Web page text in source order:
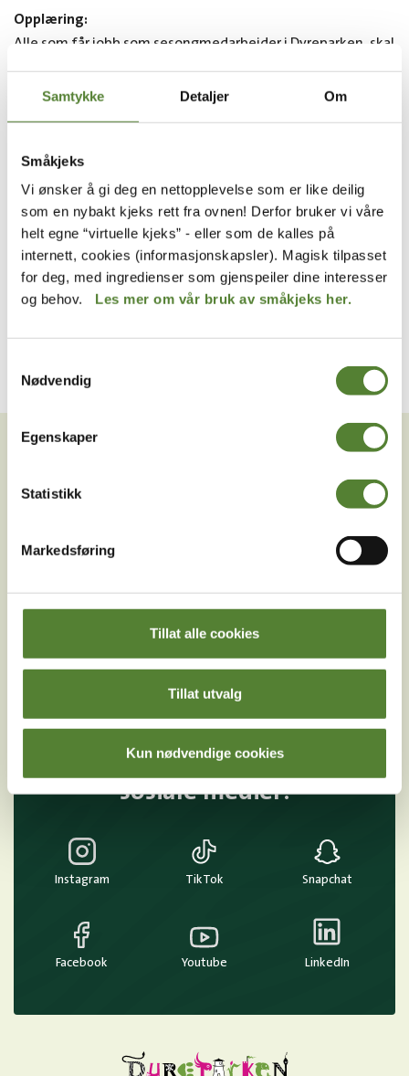
Samtykke Detaljer Om
Småkjeks
Vi ønsker å gi deg en nettopplevelse som er like deilig
som en nybakt kjeks rett fra ovnen! Derfor bruker vi våre
helt egne “virtuelle kjeks” - eller som de kalles på
internett, cookies (informasjonskapsler). Magisk tilpasset
for deg, med ingredienser som gjenspeiler dine interesser
og behov. Les mer om vår bruk av småkjeks her.
Nødvendig
Egenskaper
Statistikk
Markedsføring
Tillat alle cookies
Tillat utvalg
Kun nødvendige cookies
Opplæring:
Alle som får jobb som sesongmedarbeider i Dyreparken, skal
sine oppgaver og hva som forventes av den enkelte.
Serviceskole, servicetrening og stedsopplæring.
Opplæringen vil i hovedsak foregå fra april-juni. Det
forventes at du stiller opp på opplæringene og at du holder
av disse datoene så fort du får informasjon om dette.
VIL DU HA NYHETSBREV FRA
OSS?
Melder du deg på Dyreparkens nyhetsbrev får du
unike tilbud og nyheter. Uten nyhetsbrev går du glipp
MELD MEG PÅ
betingelser.
Følg oss på
sosiale medier!
Instagram TikTok Snapchat
Facebook Youtube LinkedIn